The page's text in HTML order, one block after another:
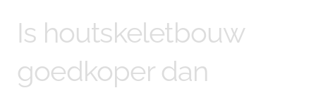
Is houtskeletbouw
goedkoper dan